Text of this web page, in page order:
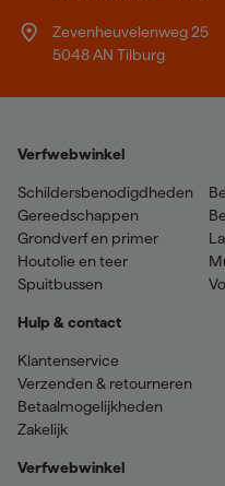
Zevenheuvelenweg 25
5048 AN Tilburg
Verfwebwinkel
Schildersbenodigdheden
Gereedschappen
Grondverf en primer
Houtolie en teer
Spuitbussen
Hulp & contact
Klantenservice
Verzenden & retourneren
Betaalmogelijkheden
Zakelijk
Verfwebwinkel